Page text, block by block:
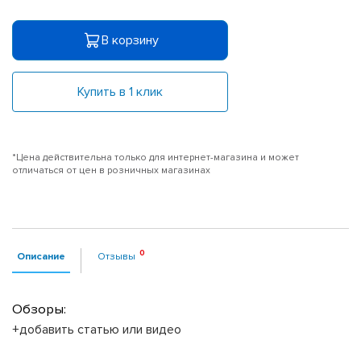
В корзину
Купить в 1 клик
*Цена действительна только для интернет-магазина и может
отличаться от цен в розничных магазинах
Описание Отзывы
Обзоры:
+добавить статью или видео